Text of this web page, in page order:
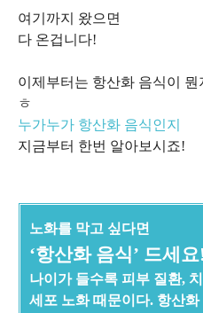
여기까지 왔으면
다 온겁니다!
이제부터는 항산화 음식이
ㅎ
누가누가 항산화 음식인지
지금부터 한번 알아보시죠!
노화를 막고 싶다면
‘항산화 음식’ 드세
나이가 들수록 피부 질환,
세포 노화 때문이다. 항산